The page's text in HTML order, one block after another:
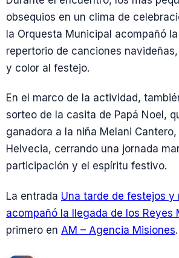
obsequios en un clima de
la Orquesta Municipal acompañó
repertorio de canciones
y color al festejo.
En el marco de la actividad,
sorteo de la casita de Papá Noel,
ganadora a la niña Melani
Helvecia, cerrando una jornada
participación y el espíritu festivo.
La entrada Una tarde de festejos y
acompañó la llegada de los Reyes
primero en AM – Agencia Misiones.